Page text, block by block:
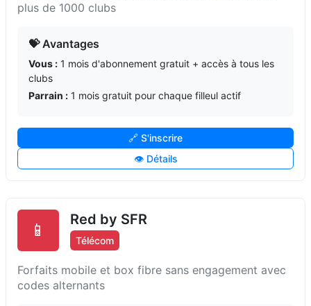
plus de 1000 clubs
💝 Avantages
Vous : 1 mois d'abonnement gratuit + accès à tous les
clubs
Parrain : 1 mois gratuit pour chaque filleul actif
🔗 S'inscrire
👁️ Détails
📱
Red by SFR
Télécom
Forfaits mobile et box fibre sans engagement avec
codes alternants